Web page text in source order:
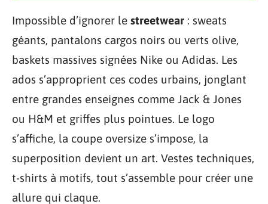
Impossible d’ignorer le streetwear : sweats
géants, pantalons cargos noirs ou verts olive,
baskets massives signées Nike ou Adidas. Les
ados s’approprient ces codes urbains, jonglant
entre grandes enseignes comme Jack & Jones
ou H&M et griffes plus pointues. Le logo
s’affiche, la coupe oversize s’impose, la
superposition devient un art. Vestes techniques,
t-shirts à motifs, tout s’assemble pour créer une
allure qui claque.